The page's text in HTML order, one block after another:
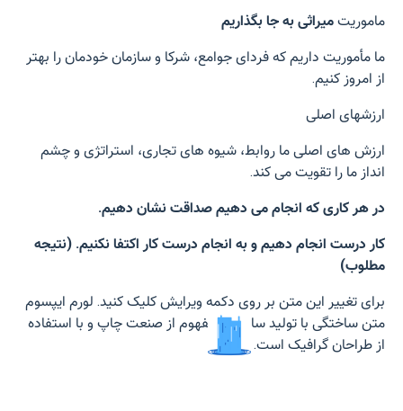
ماموریت میراثی به جا بگذاریم
ما مأموریت داریم که فردای جوامع، شرکا و سازمان خودمان را بهتر
از امروز کنیم.
ارزشهای اصلی
ارزش های اصلی ما روابط، شیوه های تجاری، استراتژی و چشم
انداز ما را تقویت می کند.
در هر کاری که انجام می دهیم صداقت نشان دهیم.
کار درست انجام دهیم و به انجام درست کار اکتفا نکنیم. (نتیجه
مطلوب)
برای تغییر این متن بر روی دکمه ویرایش کلیک کنید. لورم ایپسوم
متن ساختگی با تولید سادگی نامفهوم از صنعت چاپ و با استفاده
از طراحان گرافیک است.